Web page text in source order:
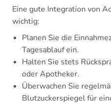
Eine gute Integration von
wichtig:
Planen Sie die
Tagesablauf ein.
Halten Sie stets
oder Apotheker.
Überwachen Sie
Blutzuckerspiegel für